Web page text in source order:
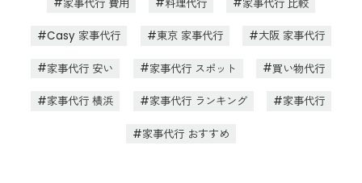
Casy 家事代行 東京 家事代行 大阪 家事代行
家事代行 安い 家事代行 スポット 買い物代行
家事代行 横浜 家事代行 ランキング 家事代行
家事代行 おすすめ